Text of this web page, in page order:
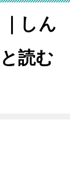
しん
読む